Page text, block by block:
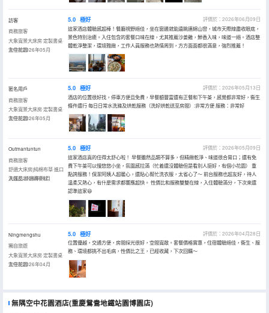
訪客
商務旅客
大象寬景大床房·定製書桌·
空中花園
入住於2026年05月
5.0 極好
評價於：2026年06月09日
這家酒店體驗感超棒！餐廳視野絕佳，坐在窗邊就能遠眺連綿山巒，城市天際線盡收眼底，
景色特別治癒。入住包含的套餐口味在線，尤其推薦沙姜雞，鮮香入味，味道一絕。酒店整
體乾淨整潔，環境雅緻，工作人員服務也熱情周到，方方面面都很滿意，強烈推薦！
匿名用戶
商務旅客
大象寬景大床房·定製書桌·
空中花園
入住於2026年05月
5.0 極好
評價於：2026年05月13日
酒店的位置很好找，停車方便且免費，早餐額豐富還有正餐和下午茶，感覺都非常好，衞生
條件還行 每日日常水洗滌及烘乾服務（洗好烘乾送至房間）:非常方便 服務：非常好
Outmantuntun
商務旅客
舒適大床房|純棉布草·進口
洗護品·舒適蕎麥枕
入住於2026年05月
5.0 極好
評價於：2026年05月09日
這家酒店真的住得太舒心啦！ 早餐雖然品類不算多，但精緻乾淨、味道很合胃口；還有免
費下午茶可以慢悠悠小坐，氛圍感拉滿（忙着還沒體驗但是看別人挺好，有個小花園） 重
點誇服務！保潔阿姨人超暖心，還貼心幫忙洗衣服，太省心了～ 前台服務也超友好，待人
温柔又熱心，有什麼需求都響應超快。 性價比和服務雙雙在線，入住體驗滿分，下次來還
認準這家😆
Ningmengshu
獨自旅遊
大象寬景大床房·定製書桌·
空中花園
入住於2026年04月
5.0 極好
評價於：2026年04月28日
位置優越，交通方便，房間採光很好，空間寬敞。套餐價格實惠，住宿體驗絕佳，衞生、服
務、環境都挑不出毛病，性價比之王，已經收藏，下次回購～
無隅空中花園酒店(重慶鴛鴦地鐵站園博園店)